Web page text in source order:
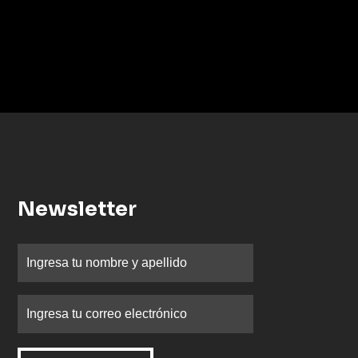
Newsletter